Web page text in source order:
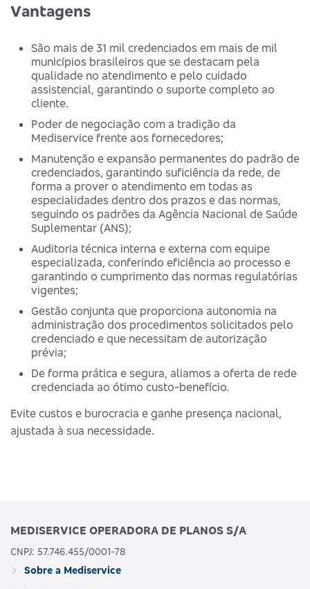
Vantagens
São mais de 31 mil credenciados em mais de mil
municípios brasileiros que se destacam pela
qualidade no atendimento e pelo cuidado
assistencial, garantindo o suporte completo ao
cliente.
Poder de negociação com a tradição da
Mediservice frente aos fornecedores;
Manutenção e expansão permanentes do padrão de
credenciados, garantindo suficiência da rede, de
forma a prover o atendimento em todas as
especialidades dentro dos prazos e das normas,
seguindo os padrões da Agência Nacional de Saúde
Suplementar (ANS);
Auditoria técnica interna e externa com equipe
especializada, conferindo eficiência ao processo e
garantindo o cumprimento das normas regulatórias
vigentes;
Gestão conjunta que proporciona autonomia na
administração dos procedimentos solicitados pelo
credenciado e que necessitam de autorização
prévia;
De forma prática e segura, aliamos a oferta de rede
credenciada ao ótimo custo-benefício.
Evite custos e burocracia e ganhe presença nacional,
ajustada à sua necessidade.
MEDISERVICE OPERADORA DE PLANOS S/A
CNPJ: 57.746.455/0001-78
Sobre a Mediservice